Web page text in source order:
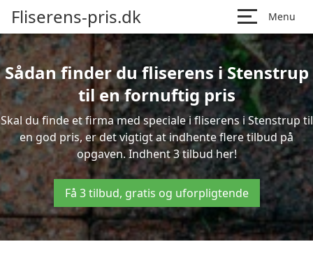
Fliserens-pris.dk Menu
Sådan finder du fliserens i Stenstrup
til en fornuftig pris
Skal du finde et firma med speciale i fliserens i Stenstrup til
en god pris, er det vigtigt at indhente flere tilbud på
opgaven. Indhent 3 tilbud her!
Få 3 tilbud, gratis og uforpligtende